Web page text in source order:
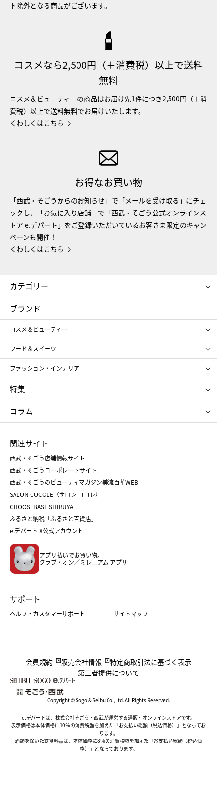
ト除外となる商品がございます。
コスメなら2,500円（＋消費税）以上で送料
無料
コスメ＆ビューティーの商品はお届け先1件につき2,500円（＋消
費税）以上で送料無料でお届けいたします。
くわしくはこちら
お得なお買い物
「西武・そごうからのお知らせ」で「メールを受け取る」にチェ
ックし、「お気に入り店舗」で「西武・そごう公式オンラインス
トア e.デパート」をご登録いただいているお客さま限定のキャン
ペーンも開催！
くわしくはこちら
カテゴリー
コスメ＆ビューティー
ギフト
レディース
メンズ
スポーツ・アウトドア
お中元
お歳暮
ブランド
コスメ＆ビューティー
SHISEIDO
ポール&ジョー ボーテ
ジルスチュアート
NARS
RMK
クリニーク
SK-Ⅱ
フード＆スイーツ
アンリ・シャルパンティエ
ゴディバ
新宿高野
たねや
ねんりん家
ファッション・インテリア
ポロ ラルフ ローレン
タケオ キクチ
ママ＆キッズ
シュタイフ
特集
お中元
ひな人形
五月人形
父の日
クリスマスケーキ
ホワイトデー
コラム
菓子折り
和菓子
人気のギフト
バレンタイン
ホワイトデー
おせち
フード
ホーム・キッチン＆アート
関連サイト
西武・そごう店舗情報サイト
西武・そごうコーポレートサイト
西武・そごうのビューティマガジン美流百華WEB
SALON COCOLE（サロン ココレ）
CHOOSEBASE SHIBUYA
ふるさと納税「ふるさと百貨店」
e.デパート X公式アカウント
アプリ払いでお買い物。
クラブ・オン／ミレニアム アプリ
サポート
ヘルプ・カスタマーサポート サイトマップ
会員規約 販売会社情報
特定商取引法に基づく表示
第三者提供について
Copyright © Sogo & Seibu Co.,Ltd. All Rights Reserved.
e.デパートは、株式会社そごう・西武が運営する通販・オンラインストアです。
表示価格は本体価格に10％の消費税額を加えた「お支払い総額（税込価格）」となってお
ります。
酒類を除いた飲食料品は、本体価格に8％の消費税額を加えた「お支払い総額（税込価
格）」となっております。